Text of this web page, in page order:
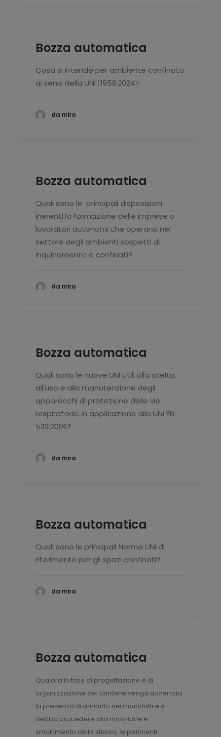
Bozza automatica
Cosa si intende per ambiente confinato
ai sensi della UNI 11958:2024?
da mira
Bozza automatica
Quali sono le principali disposizioni
inerenti la formazione delle imprese o
lavoratori autonomi che operano nel
settore degli ambienti sospetti di
inquinamento o confinati?
da mira
Bozza automatica
Quali sono le nuove UNI utili alla scelta,
all'uso e alla manutenzione degli
apparecchi di protezione delle vie
respiratorie, in applicazione alla UNI EN
529:2006?
da mira
Bozza automatica
Quali sono le principali Norme UNI di
riferimento per gli spazi confinati?
da mira
Bozza automatica
Qualora in fase di progettazione e di
organizzazione del cantiere venga accertata
la presenza di amianto nei manufatti e si
debba procedere alla rimozione e
smaltimento dello stesso, le pertinenti